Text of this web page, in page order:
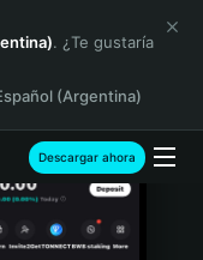
. ¿Te gustaría
(Argentina)
Descargar ahora